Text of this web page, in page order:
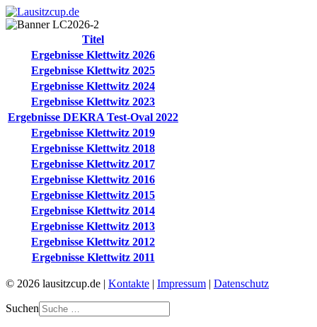
Titel
Ergebnisse Klettwitz 2026
Ergebnisse Klettwitz 2025
Ergebnisse Klettwitz 2024
Ergebnisse Klettwitz 2023
Ergebnisse DEKRA Test-Oval 2022
Ergebnisse Klettwitz 2019
Ergebnisse Klettwitz 2018
Ergebnisse Klettwitz 2017
Ergebnisse Klettwitz 2016
Ergebnisse Klettwitz 2015
Ergebnisse Klettwitz 2014
Ergebnisse Klettwitz 2013
Ergebnisse Klettwitz 2012
Ergebnisse Klettwitz 2011
© 2026 lausitzcup.de | Kontakte | Impressum | Datenschutz
Suchen